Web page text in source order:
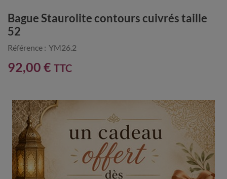
Bague Staurolite contours cuivrés taille
52
Référence : YM26.2
92,00 € TTC